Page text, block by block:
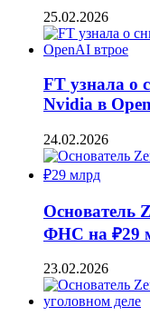
25.02.2026
FT узнала о
Nvidia в
24.02.2026
Основатель
ФНС на ₽29
23.02.2026